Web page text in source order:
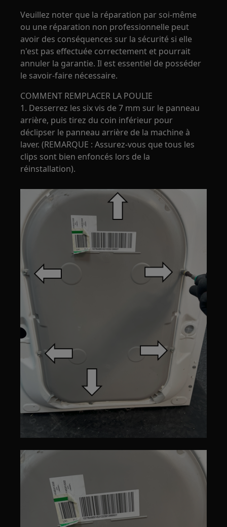
Veuillez noter que la réparation par soi-même
ou une réparation non professionnelle peut
avoir des conséquences sur la sécurité si elle
n'est pas effectuée correctement et pourrait
annuler la garantie. Il est essentiel de posséder
le savoir-faire nécessaire.
COMMENT REMPLACER LA POULIE
1. Desserrez les six vis de 7 mm sur le panneau
arrière, puis tirez du coin inférieur pour
déclipser le panneau arrière de la machine à
laver. (REMARQUE : Assurez-vous que tous les
clips sont bien enfoncés lors de la
réinstallation).